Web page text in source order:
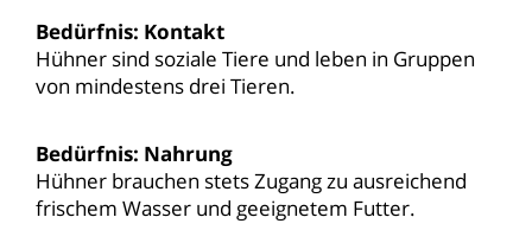
Bedürfnis: Kontakt
Hühner sind soziale Tiere und leben in Gruppen
von mindestens drei Tieren.
Bedürfnis: Nahrung
Hühner brauchen stets Zugang zu ausreichend
frischem Wasser und geeignetem Futter.